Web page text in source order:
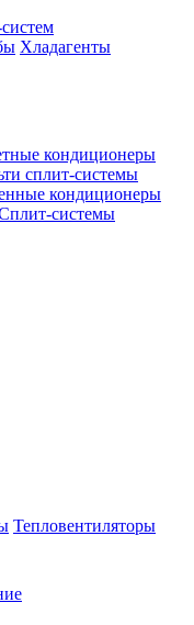
Хладагенты
кондиционеры
сплит-системы
кондиционеры
системы
Тепловентиляторы